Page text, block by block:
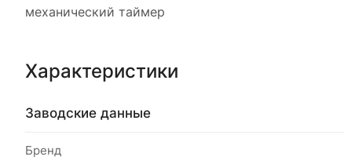
механический таймер
Характеристики
Заводские данные
Бренд